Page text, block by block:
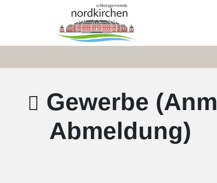
Zum Header
Zum Hauptinhalt
Zum Footer
Zum Hauptinhalt springen
Gewerbe
Abmeldung)